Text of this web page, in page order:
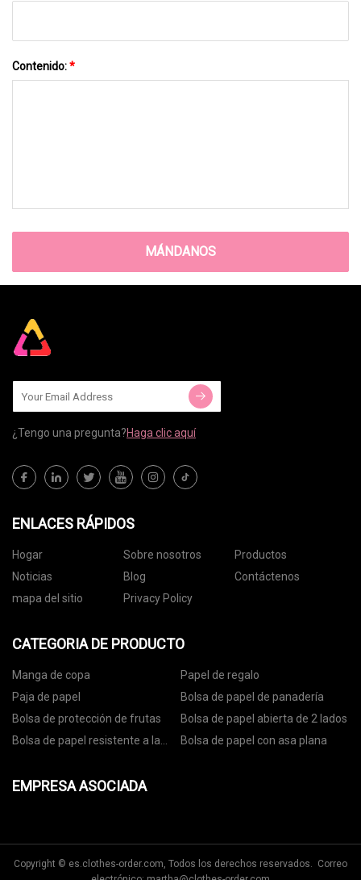
Contenido:*
MÁNDANOS
¿Tengo una pregunta?Haga clic aquí
ENLACES RÁPIDOS
Hogar Sobre nosotros
Productos
Noticias
Blog
Contáctenos
mapa del sitio
Privacy Policy
CATEGORIA DE PRODUCTO
Manga de copa
Papel de regalo
Paja de papel
Bolsa de papel de panadería
Bolsa de protección de frutas
Bolsa de papel abierta de 2 lados
Bolsa de papel resistente a la
Bolsa de papel con asa plana
EMPRESA ASOCIADA
Copyright © es.clothes-order.com, Todos los derechos reservados. Correo